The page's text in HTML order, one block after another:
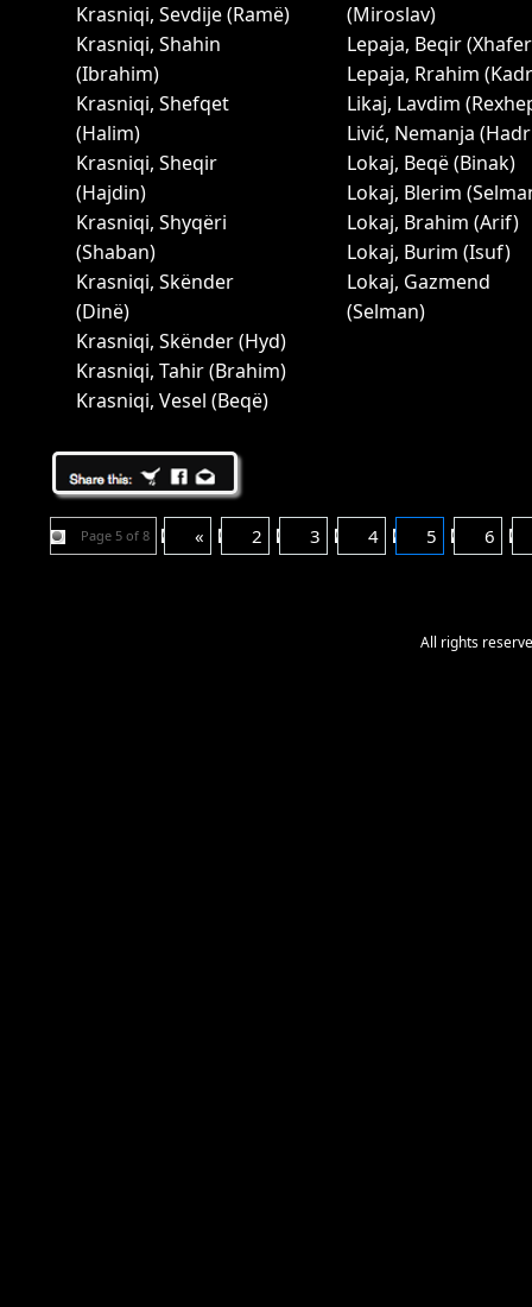
Krasniqi, Sevdije (Ramë)
Krasniqi, Shahin
(Ibrahim)
Krasniqi, Shefqet
(Halim)
Krasniqi, Sheqir
(Hajdin)
Krasniqi, Shyqëri
(Shaban)
Krasniqi, Skënder
(Dinë)
Krasniqi, Skënder (Hyd)
Krasniqi, Tahir (Brahim)
Krasniqi, Vesel (Beqë)
(Miroslav)
Lepaja, Beqir
Lepaja, Rrahim
Likaj, Lavdim
Livić, Nemanja
Lokaj, Beqë (Binak)
Lokaj, Blerim
Lokaj, Brahim (Arif)
Lokaj, Burim (Isuf)
Lokaj, Gazmend
(Selman)
Page 5 of 8 « 2 3 4 5 6
All rights